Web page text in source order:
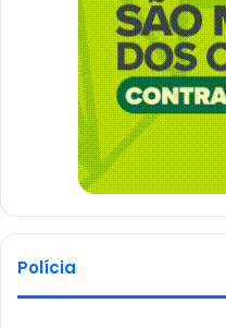
Polícia